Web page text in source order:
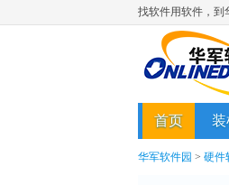
找软件用软件，到
首页 装
华军软件园 > 硬件